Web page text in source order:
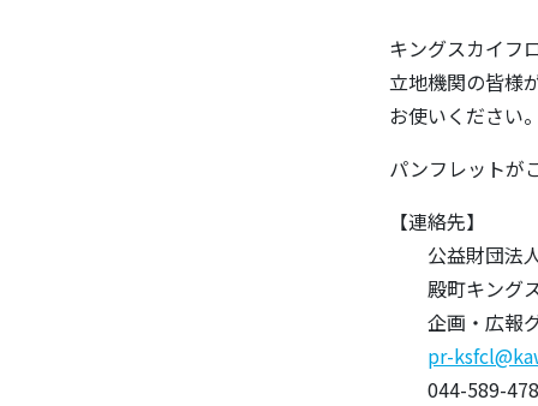
キングスカイフ
立地機関の皆様
お使いください。
パンフレットが
【連絡先】
公益財団法人
殿町キングス
企画・広報
pr-
044-589-